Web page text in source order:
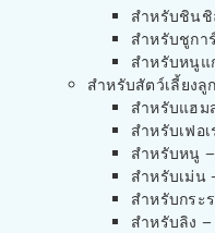
สำหรับชินชิ
สำหรับชูกา
สำหรับหนูแ
สำหรับสัตว์เลี้ยงลู
สำหรับแฮม
สำหรับเฟอ
สำหรับหนู
สำหรับเม่น
สำหรับกระ
สำหรับลิง –